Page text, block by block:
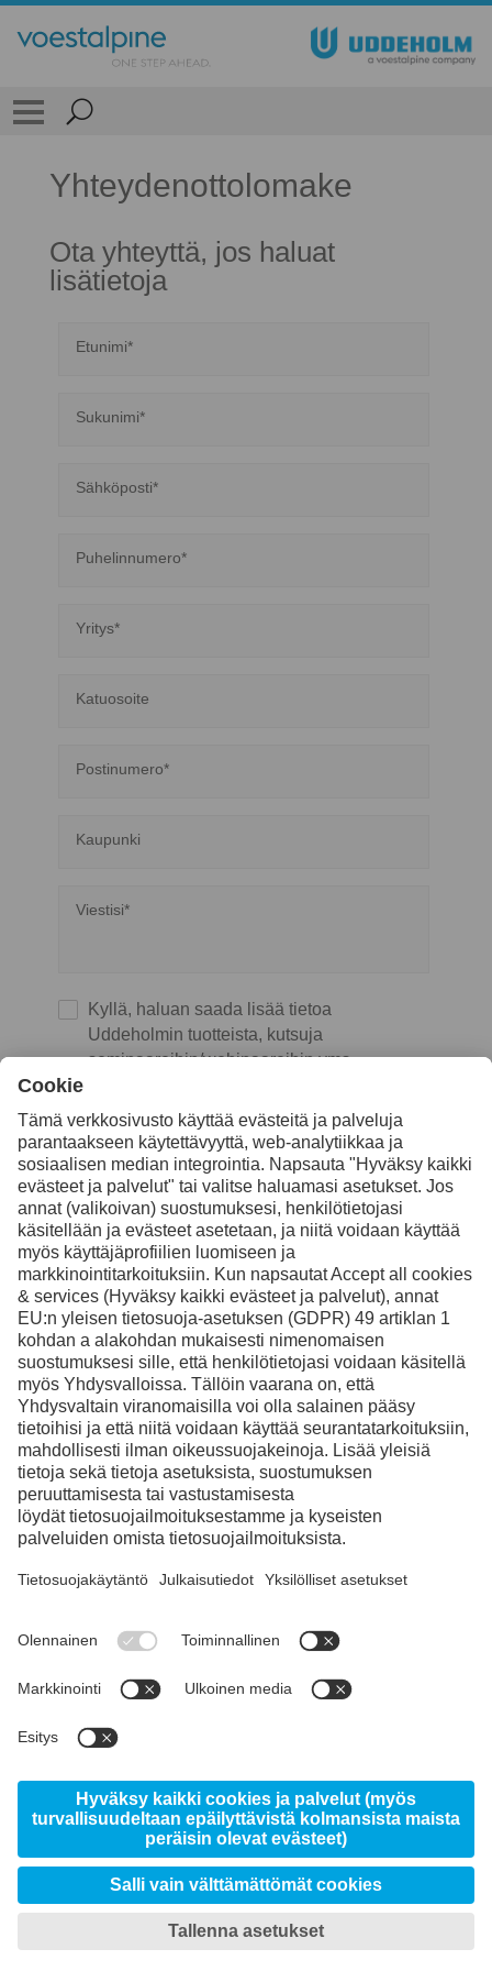
Yhteydenottolomake
Ota yhteyttä, jos haluat
lisätietoja
Etunimi*
Sukunimi*
Sähköposti*
Puhelinnumero*
Yritys*
Katuosoite
Postinumero*
Kaupunki
Viestisi*
Kyllä, haluan saada lisää tietoa
Uddeholmin tuotteista, kutsuja
seminaareihin/webinaareihin yms.
En ole robotti
Aloita vahvistus klikkaamalla
FriendlyCaptcha ⇗
Facebook
Instagram
LinkedIn
© 2026 voestalpine High Performance Metals Finland
Oy Ab, Ritakuja 1, FI-01740 Vantaa
Sivustosta
Tietoja Uddeholmista
Uutiset
Data protection/privacy
Imprint
Lataukset
Omat tietosuoja-asetukset